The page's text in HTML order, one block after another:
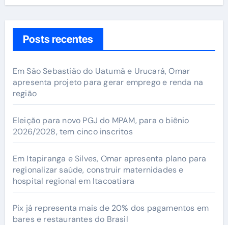
Posts recentes
Em São Sebastião do Uatumã e Urucará, Omar
apresenta projeto para gerar emprego e renda na
região
Eleição para novo PGJ do MPAM, para o biênio
2026/2028, tem cinco inscritos
Em Itapiranga e Silves, Omar apresenta plano para
regionalizar saúde, construir maternidades e
hospital regional em Itacoatiara
Pix já representa mais de 20% dos pagamentos em
bares e restaurantes do Brasil